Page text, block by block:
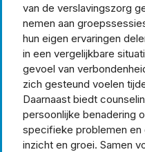
van de verslavingszorg
nemen aan
hun eigen ervaringen
in een vergelijkbare
gevoel van
zich gesteund voelen
Daarnaast biedt
persoonlijke benadering
specifieke problemen
inzicht en groei. Samen